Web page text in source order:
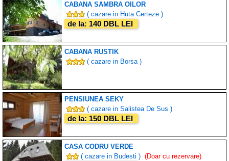
CABANA SAMBRA OILOR
( cazare in Huta Certeze )
de la: 140 DBL LEI
CABANA RUSTIK
( cazare in Borsa )
PENSIUNEA SEKY
( cazare in Salistea De Sus )
de la: 150 DBL LEI
CASA CODRU VERDE
( cazare in Budesti ) (Doar cu rezervare)